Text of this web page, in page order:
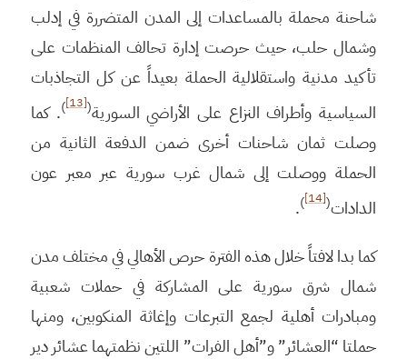
شاحنة محملة بالمساعدات إلى المدن المتضررة في إدلب
وشمال حلب، حيث حرصت إدارة تحالف المنظمات على
تأكيد مدنية واستقلالية الحملة بعيداً عن كل التجاذبات
السياسية وأطراف النزاع على الأراضي السورية(
[13]
). كما
وصلت ثمان شاحنات أخرى ضمن الدفعة الثانية من
الحملة ووصلت إلى شمال غرب سورية عبر معبر عون
الدادات(
[14]
)
.
كما بدا لافتاً خلال هذه الفترة حرص الأهالي في مختلف مدن
شمال شرق سورية على المشاركة في حملات شعبية
ومبادرات أهلية لجمع التبرعات وإغاثة المنكوبين، ومنها
حملتا “العشائر” و”أهل الفرات” اللتين نظمتهما عشائر دير